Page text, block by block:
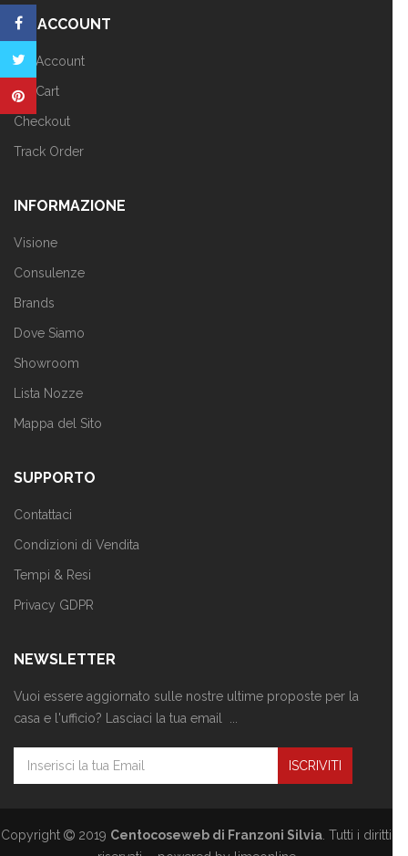
MY ACCOUNT
My Account
My Cart
Checkout
Track Order
INFORMAZIONE
Visione
Consulenze
Brands
Dove Siamo
Showroom
Lista Nozze
Mappa del Sito
SUPPORTO
Contattaci
Condizioni di Vendita
Tempi & Resi
Privacy GDPR
NEWSLETTER
Vuoi essere aggiornato sulle nostre ultime proposte per la
casa e l'ufficio? Lasciaci la tua email ...
Copyright 2019 Centocoseweb di Franzoni Silvia . Tutti i diritti